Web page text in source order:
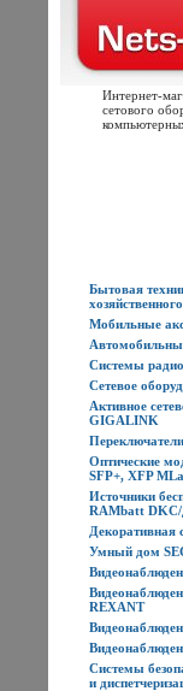
Интернет-
сетового
Бытовая
Мобильные
Системы
Сетевое
Активное
GIGALINK
Оптические
SFP+, XFP
Источники
RAMbatt
Декоративная
Умный дом
REXANT
Системы
и